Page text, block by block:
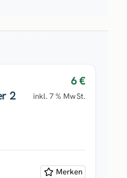
2
6 €
inkl. 7 % MwSt.
Merken